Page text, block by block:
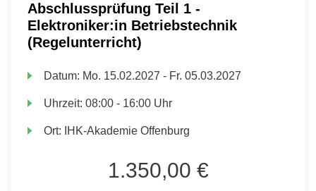
Abschlussprüfung Teil 1 -
Elektroniker:in Betriebstechnik
(Regelunterricht)
Datum: Mo. 15.02.2027 - Fr. 05.03.2027
Uhrzeit:08:00 - 16:00 Uhr
Ort: IHK-Akademie Offenburg
1.350,00 €